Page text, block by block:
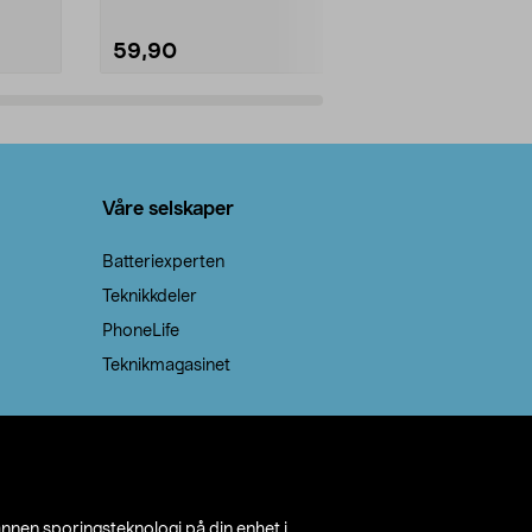
59,90
Våre selskaper
Batteriexperten
Teknikkdeler
PhoneLife
Teknikmagasinet